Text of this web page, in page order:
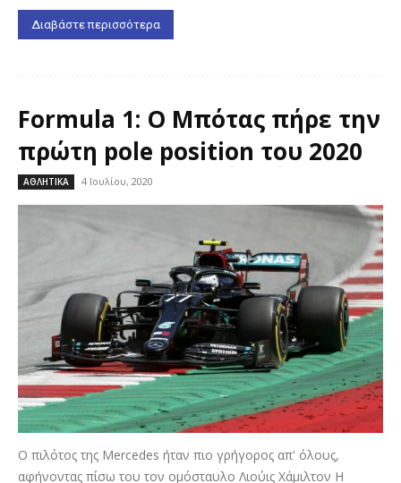
Διαβάστε περισσότερα
Formula 1: Ο Μπότας πήρε την
πρώτη pole position του 2020
ΑΘΛΗΤΙΚΑ 4 Ιουλίου, 2020
Ο πιλότος της Mercedes ήταν πιο γρήγορος απ' όλους,
αφήνοντας πίσω του τον ομόσταυλο Λιούις Χάμιλτον Η